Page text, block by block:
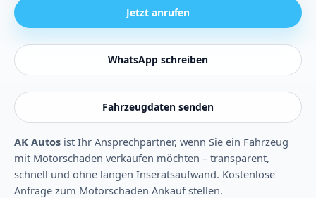
Jetzt anrufen
WhatsApp schreiben
Fahrzeugdaten senden
AK Autos ist Ihr Ansprechpartner, wenn Sie ein Fahrzeug
mit Motorschaden verkaufen möchten – transparent,
schnell und ohne langen Inseratsaufwand. Kostenlose
Anfrage zum Motorschaden Ankauf stellen.